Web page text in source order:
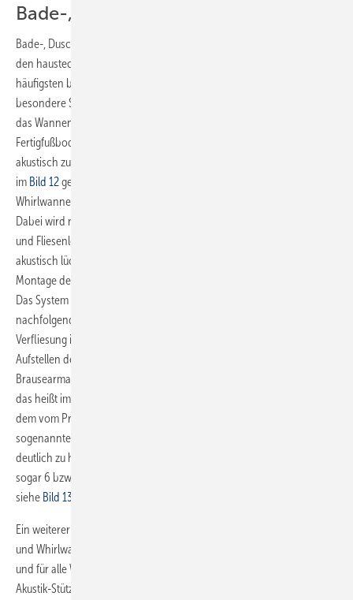
Bade-, Dusch- und Whirlwannen
Bade-, Dusch- und Whirlwannen gehören neben WC-Spülkästen zu
den haustechnischen Einrichtungen, deren Geräuschübertragung am
häufigsten beanstandet wird und Streit ist oft vorprogrammiert. Die
besondere Schwierigkeit besteht darin, sowohl die Wannen als auch
das Wannenträger- und -befestigungssystem gegenüber
Fertigfußboden bzw. Rohdecke und den angrenzenden Wänden
akustisch zu entkoppeln und gleichzeitig aber statisch zu sichern. Das
im Bild 12gezeigte Universal-Trägersystem für Bade-, Dusch- und
Whirlwannen löst diese Aufgabe sicher und mit höchstem Anspruch.
Dabei wird natürlich keine besondere Kunstfertigkeit des Installateurs
und Fliesenlegers gefordert, um auch wandseitig eine saubere und
akustisch lückenlose Körperschalldämmung zu erzielen, sondern die
Montage des Systems ist einfach und kostengünstig durchführbar.
Das System ist im Übrigen unabhängig davon, wie und wie gut
nachfolgende Gewerke arbeiten. So kann beispielsweise die
Verfliesung im Dünnbett oder im Dickbett, sie kann aber auch vor dem
Aufstellen der Wanne erfolgen. Für handelsübliche Wannenfüll- und
Brausearmaturen erreicht man Schalldruckpegel weit unter 25 dB(A),
das heißt immer die Schallschutzstufe SSt III der VDI 4100
dem vom Prüfinstitut IBP Stuttgart zusätzlich verwendeten
sogenannten Körperschall-Geräuschnormal KGN werden in der Regel
deutlich zu hohe Schalldruckpegel gemessen. Die KGN-Werte liegen
sogar 6 bzw. 8 dB(A) über der Brausekopf-Einstellung „Massage“,
siehe Bild 13
Ein weiterer Vorzug des Universal-Trägersystems für Bade-, Dusch-
und Whirlwannen besteht darin, dass es für Wannen aller Hersteller
und für alle Wannenmaterialien verwendet werden kann, denn die
Akustik-Stützfüße sind in einem weiten Bereich höhenverstellbar und